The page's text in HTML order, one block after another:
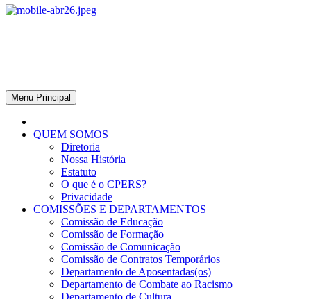
Menu Principal
QUEM SOMOS
Diretoria
Nossa História
Estatuto
O que é o CPERS?
Privacidade
COMISSÕES E DEPARTAMENTOS
Comissão de Educação
Comissão de Formação
Comissão de Comunicação
Comissão de Contratos Temporários
Departamento de Aposentadas(os)
Departamento de Combate ao Racismo